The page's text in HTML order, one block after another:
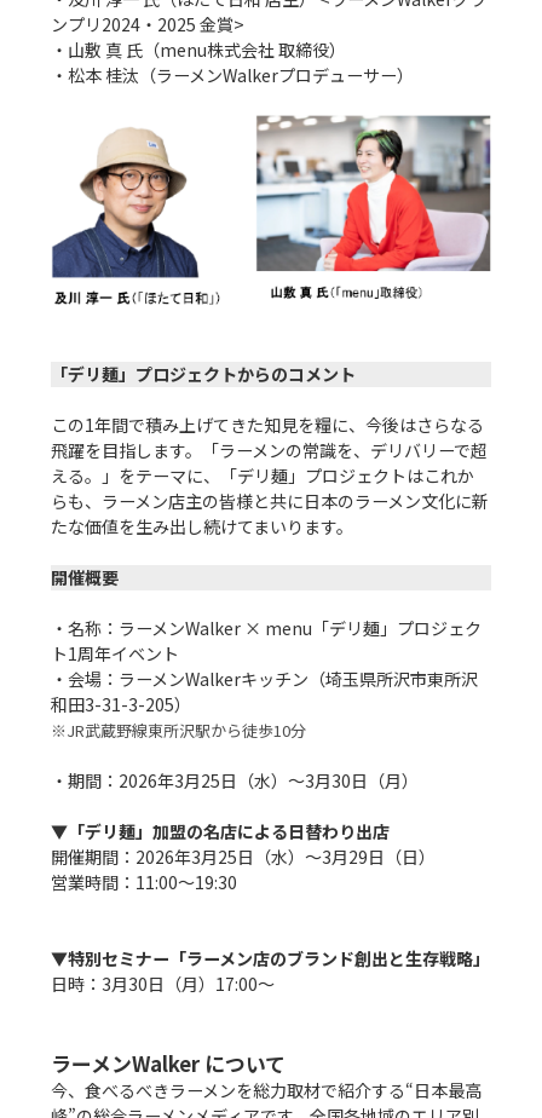
ンプリ2024・2025 金賞>
・山敷 真 氏（menu株式会社 取締役）
・松本 桂汰（ラーメンWalkerプロデューサー）
「デリ麺」プロジェクトからのコメント
この1年間で積み上げてきた知見を糧に、今後はさらなる
飛躍を目指します。「ラーメンの常識を、デリバリーで超
える。」をテーマに、「デリ麺」プロジェクトはこれか
らも、ラーメン店主の皆様と共に日本のラーメン文化に新
たな価値を生み出し続けてまいります。
開催概要
・名称：ラーメンWalker × menu「デリ麺」プロジェク
ト1周年イベント
・会場：ラーメンWalkerキッチン（埼玉県所沢市東所沢
※JR武蔵野線東所沢駅から徒歩10分
・期間：2026年3月25日（水）～3月30日（月）
▼「デリ麺」加盟の名店による日替わり出店
開催期間：2026年3月25日（水）～3月29日（日）
営業時間：11:00～19:30
▼特別セミナー「ラーメン店のブランド創出と生存戦略」
日時：3月30日（月）17:00～
ラーメンWalker について
今、食べるべきラーメンを総力取材で紹介する“日本最高